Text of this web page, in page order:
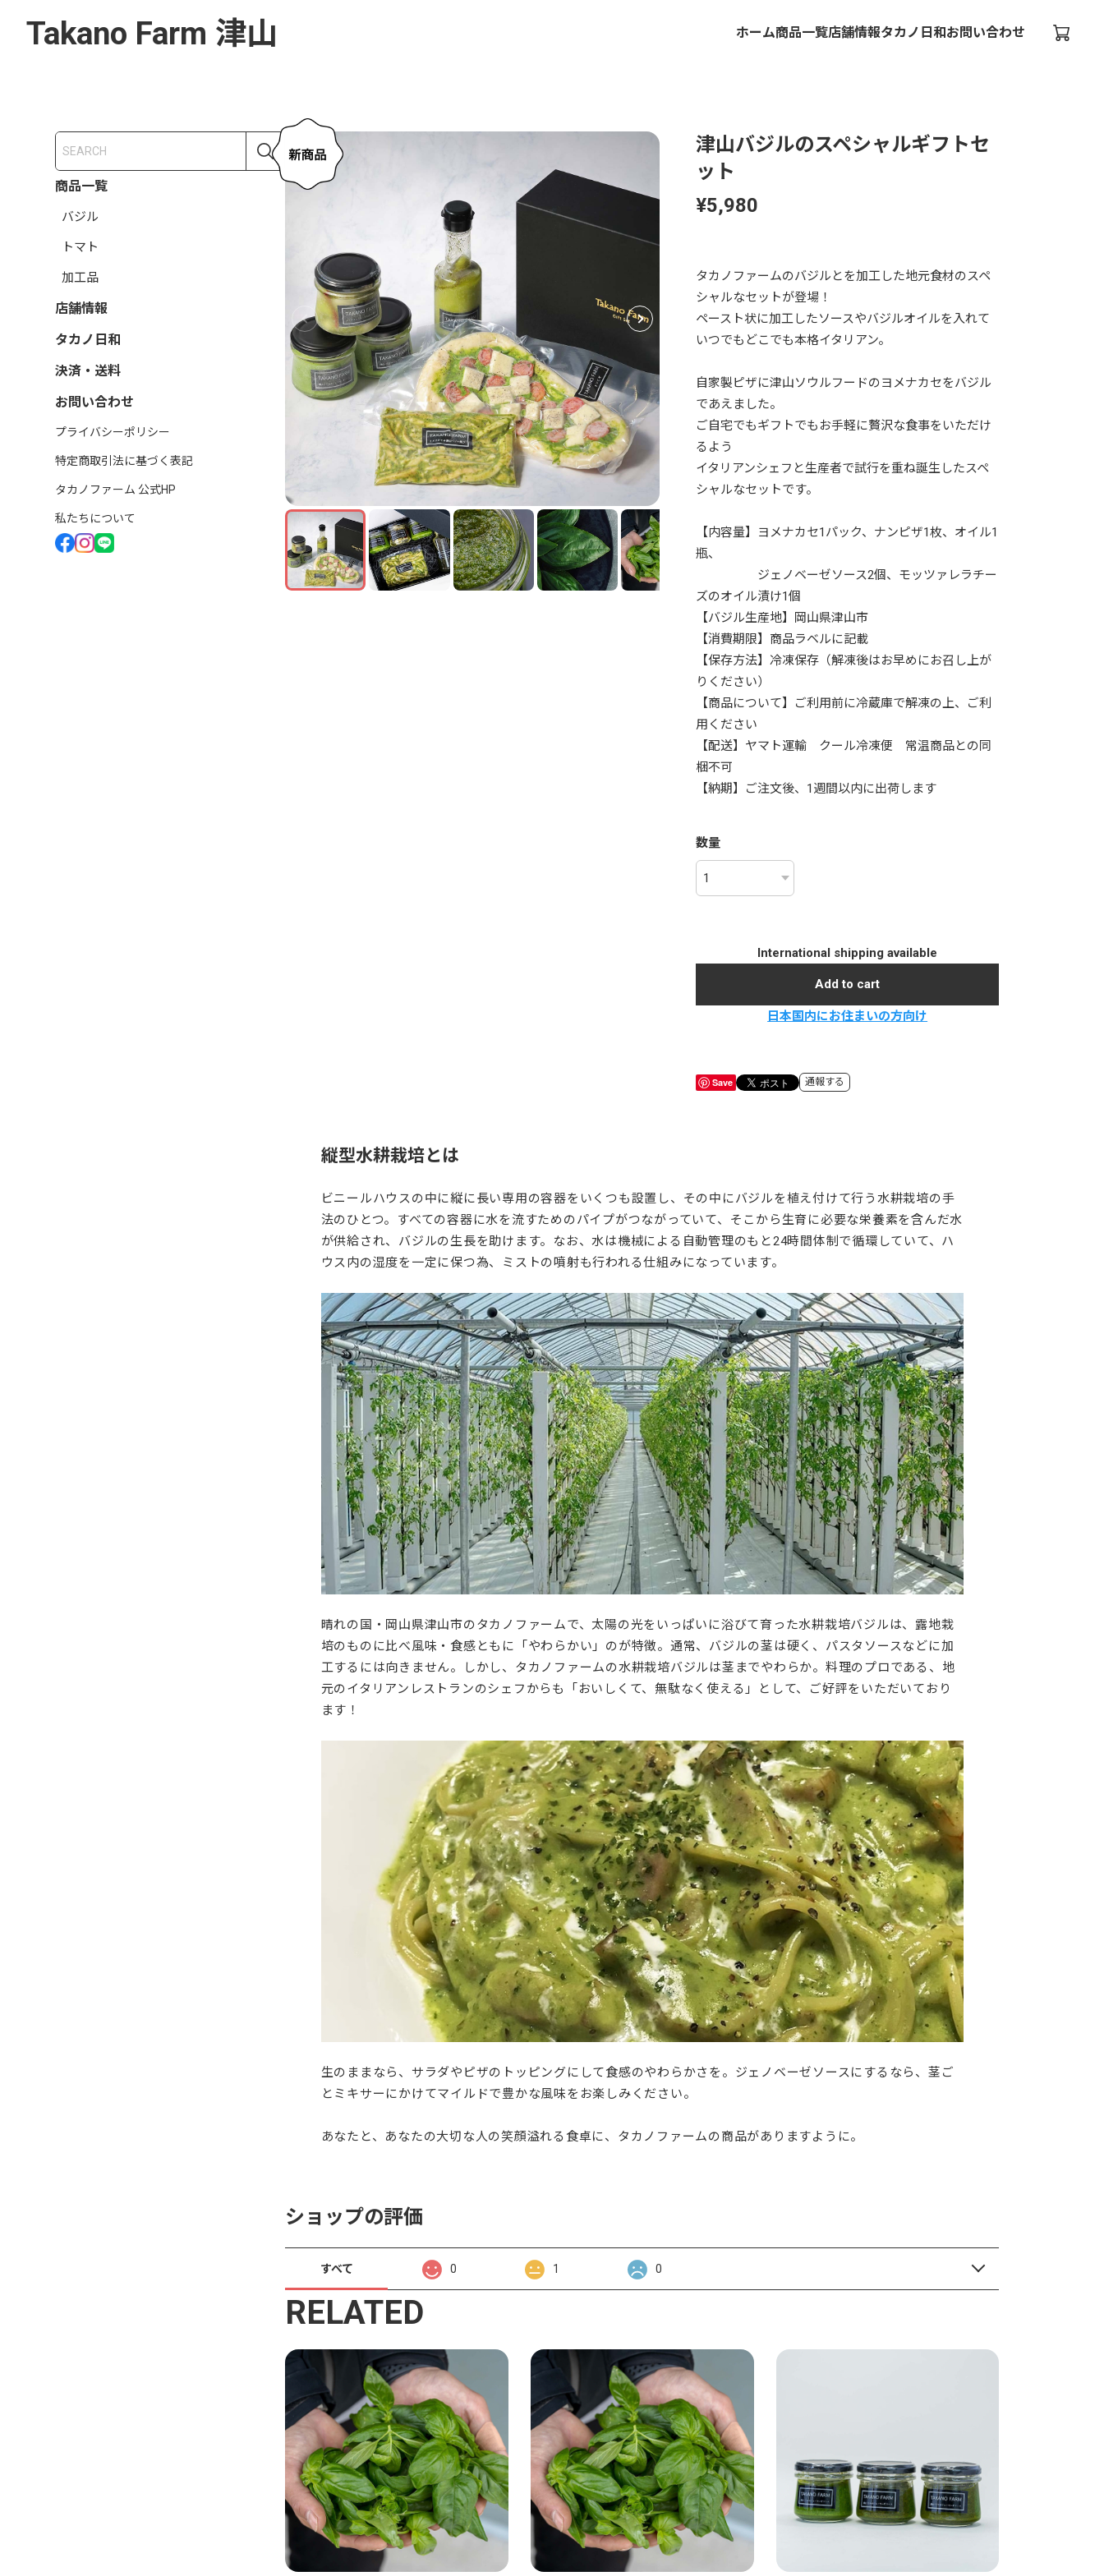
Takano Farm 津山 ホーム商品一覧店舗情報タカノ日和お問い合わせ
商品一覧
バジル
トマト
加工品
店舗情報
タカノ日和
決済・送料
お問い合わせ
プライバシーポリシー
特定商取引法に基づく表記
タカノファーム 公式HP
私たちについて
津山バジルのスペシャルギフトセ
ット
¥5,980
タカノファームのバジルとを加工した地元食材のスペ
シャルなセットが登場！
ペースト状に加工したソースやバジルオイルを入れて
いつでもどこでも本格イタリアン。
自家製ピザに津山ソウルフードのヨメナカセをバジル
であえました。
ご自宅でもギフトでもお手軽に贅沢な食事をいただけ
るよう
イタリアンシェフと生産者で試行を重ね誕生したスペ
シャルなセットです。
【内容量】ヨメナカセ1パック、ナンピザ1枚、オイル1
瓶、
ジェノベーゼソース2個、モッツァレラチー
ズのオイル漬け1個
【バジル生産地】岡山県津山市
【消費期限】商品ラベルに記載
【保存方法】冷凍保存（解凍後はお早めにお召し上が
りください）
【商品について】ご利用前に冷蔵庫で解凍の上、ご利
用ください
【配送】ヤマト運輸 クール冷凍便 常温商品との同
梱不可
【納期】ご注文後、1週間以内に出荷します
数量
International shipping available
Add to cart
日本国内にお住まいの方向け
Save 通報する
縦型水耕栽培とは
ビニールハウスの中に縦に長い専用の容器をいくつも設置し、その中にバジルを植え付けて行う水耕栽培の手
法のひとつ。すべての容器に水を流すためのパイプがつながっていて、そこから生育に必要な栄養素を含んだ水
が供給され、バジルの生長を助けます。なお、水は機械による自動管理のもと24時間体制で循環していて、ハ
ウス内の湿度を一定に保つ為、ミストの噴射も行われる仕組みになっています。
晴れの国・岡山県津山市のタカノファームで、太陽の光をいっぱいに浴びて育った水耕栽培バジルは、露地栽
培のものに比べ風味・食感ともに「やわらかい」のが特徴。通常、バジルの茎は硬く、パスタソースなどに加
工するには向きません。しかし、タカノファームの水耕栽培バジルは茎までやわらか。料理のプロである、地
元のイタリアンレストランのシェフからも「おいしくて、無駄なく使える」として、ご好評をいただいており
ます！
生のままなら、サラダやピザのトッピングにして食感のやわらかさを。ジェノベーゼソースにするなら、茎ご
とミキサーにかけてマイルドで豊かな風味をお楽しみください。
あなたと、あなたの大切な人の笑顔溢れる食卓に、タカノファームの商品がありますように。
ショップの評価
すべて 0 1 0
RELATED